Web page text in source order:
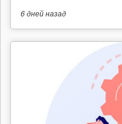
6 днейназад